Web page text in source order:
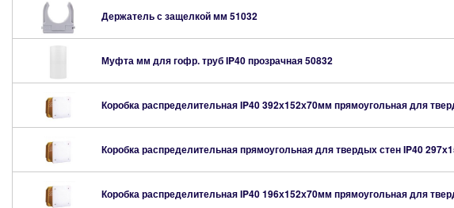
Держатель с защелкой мм 51032
Муфта мм для гофр. труб IP40 прозрачная50832
Коробка распределительная IP40 392х152х70мм прямоугольная для
Коробка распределительная прямоугольная для твердых стен IP40
Коробка распределительная IP40 196х152х70мм прямоугольная для